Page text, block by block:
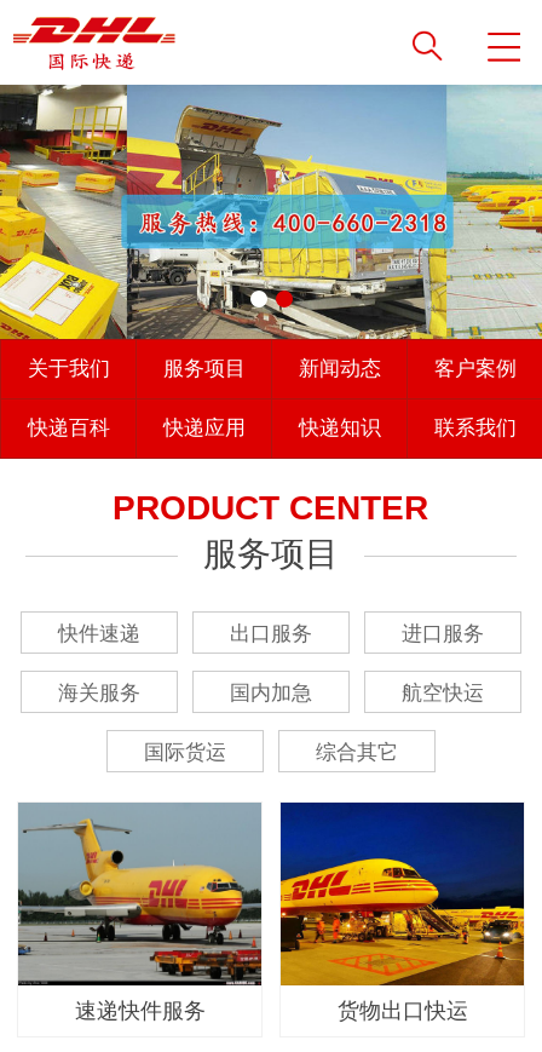
关于我们 服务项目 新闻动态 客户案例
快递百科 快递应用 快递知识 联系我们
PRODUCT CENTER
服务项目
快件速递 出口服务 进口服务
海关服务 国内加急 航空快运
国际货运 综合其它
速递快件服务 货物出口快运